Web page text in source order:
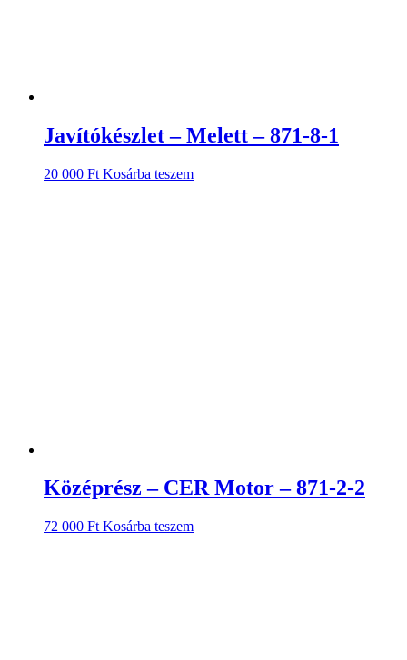
Javítókészlet – Melett – 871-8-1
20 000 Ft Kosárba teszem
Középrész – CER Motor – 871-2-2
72 000 Ft Kosárba teszem